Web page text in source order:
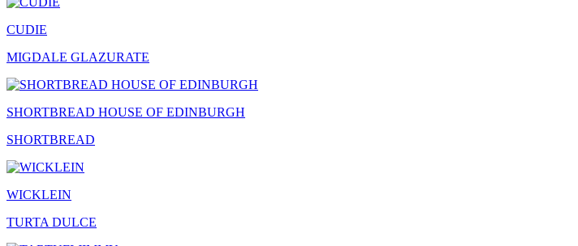
CUDIE
MIGDALE GLAZURATE
SHORTBREAD HOUSE OF EDINBURGH
SHORTBREAD
WICKLEIN
TURTA DULCE